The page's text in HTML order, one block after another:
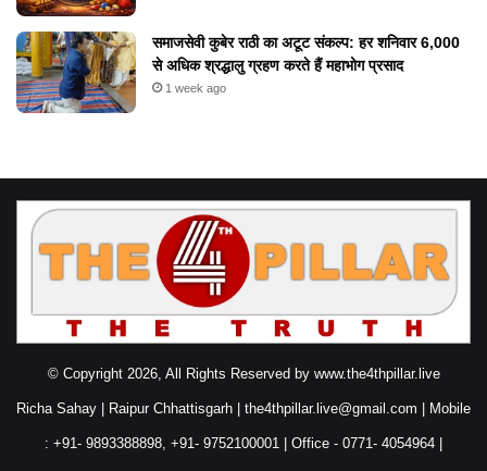
समाजसेवी कुबेर राठी का अटूट संकल्प: हर शनिवार 6,000
से अधिक श्रद्धालु ग्रहण करते हैं महाभोग प्रसाद
1 week ago
© Copyright 2026, All Rights Reserved by www.the4thpillar.live
Richa Sahay | Raipur Chhattisgarh | the4thpillar.live@gmail.com | Mobile
: +91- 9893388898, +91- 9752100001 | Office - 0771- 4054964 |